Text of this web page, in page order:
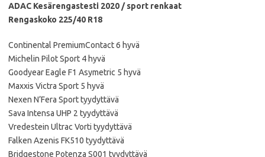
ADAC Kesärengastesti 2020 / sport renkaat
Rengaskoko 225/40 R18
Continental PremiumContact 6 hyvä
Michelin Pilot Sport 4 hyvä
Goodyear Eagle F1 Asymetric 5 hyvä
Maxxis Victra Sport 5 hyvä
Nexen N’Fera Sport tyydyttävä
Sava Intensa UHP 2 tyydyttävä
Vredestein Ultrac Vorti tyydyttävä
Falken Azenis FK510 tyydyttävä
Bridgestone Potenza S001 tyydyttävä